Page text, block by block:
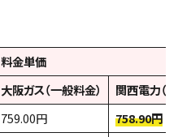
料金単価
大阪ガス（一般料金）
関西電力（
759.00円
758.90円